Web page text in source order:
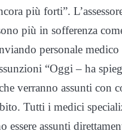
più forti”.
più in sofferenza
personale
“Oggi – ha
verranno assunti con
Tutti i medici
essere assunti